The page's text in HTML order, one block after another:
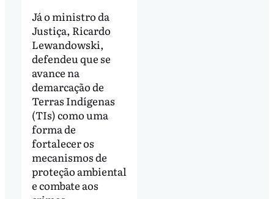
Já o ministro da
Justiça, Ricardo
Lewandowski,
defendeu que se
avance na
demarcação de
Terras Indígenas
(TIs) como uma
forma de
fortalecer os
mecanismos de
proteção ambiental
e combate aos